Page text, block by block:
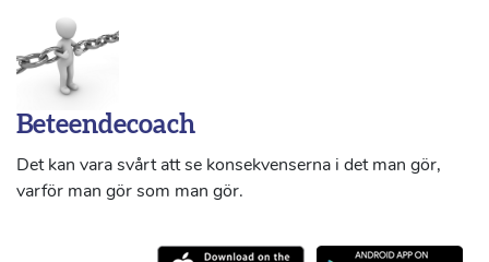
Beteendecoach
Det kan vara svårt att se konsekvenserna i det man gör,
varför man gör som man gör.